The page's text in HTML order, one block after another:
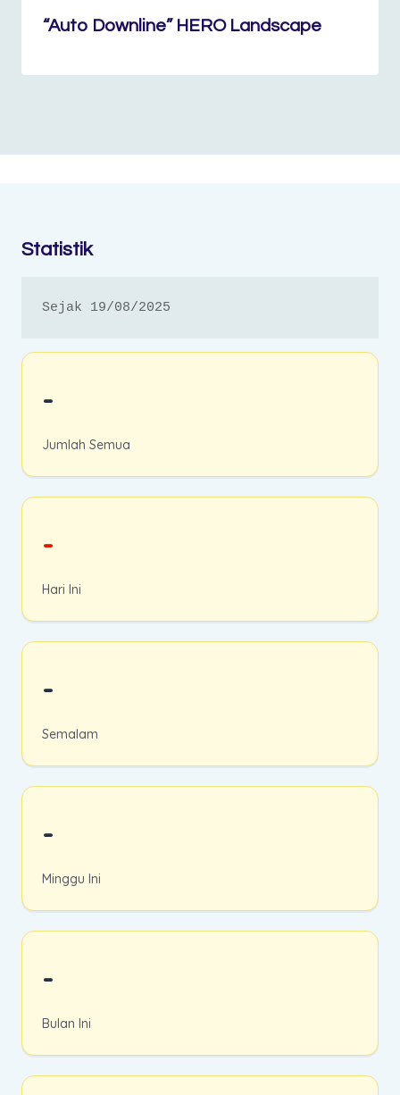
“Auto Downline” HERO Landscape
Statistik
Sejak 19/08/2025
-
Jumlah Semua
-
Hari Ini
-
Semalam
-
Minggu Ini
-
Bulan Ini